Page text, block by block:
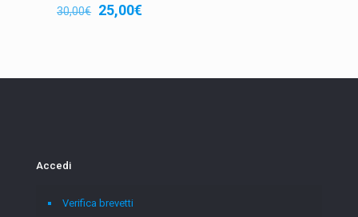
30,00€ Il
25,00€Il
Accedi
Verifica brevetti